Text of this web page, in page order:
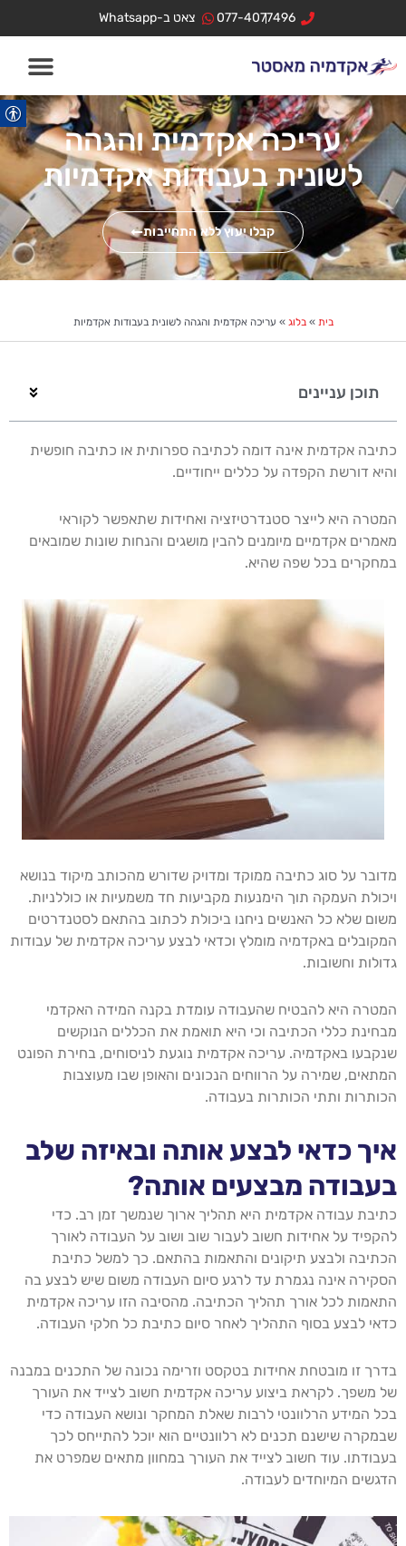
077-4077496 צאט ב-Whatsapp
עריכה אקדמית והגהה
לשונית בעבודות אקדמיות
קבלו יעוץ ללא התחייבות
בית »בלוג » עריכה אקדמית והגהה לשונית בעבודות אקדמיות
תוכן עניינים
כתיבה אקדמית אינה דומה לכתיבה ספרותית או כתיבה חופשית
והיא דורשת הקפדה על כללים ייחודיים.
המטרה היא לייצר סטנדרטיזציה ואחידות שתאפשר לקוראי
מאמרים אקדמיים מיומנים להבין מושגים והנחות שונות שמובאים
במחקרים בכל שפה שהיא.
מדובר על סוג כתיבה ממוקד ומדויק שדורש מהכותב מיקוד בנושא
ויכולת העמקה תוך הימנעות מקביעות חד משמעיות או כוללניות.
משום שלא כל האנשים ניחנו ביכולת לכתוב בהתאם לסטנדרטים
המקובלים באקדמיה מומלץ וכדאי לבצע עריכה אקדמית של עבודות
גדולות וחשובות.
המטרה היא להבטיח שהעבודה עומדת בקנה המידה האקדמי
מבחינת כללי הכתיבה וכי היא תואמת את הכללים הנוקשים
שנקבעו באקדמיה. עריכה אקדמית נוגעת לניסוחים, בחירת הפונט
המתאים, שמירה על הרווחים הנכונים והאופן שבו מעוצבות
הכותרות ותתי הכותרות בעבודה.
איך כדאי לבצע אותה ובאיזה שלב
בעבודה מבצעים אותה?
כתיבת עבודה אקדמית היא תהליך ארוך שנמשך זמן רב. כדי
להקפיד על אחידות חשוב לעבור שוב ושוב על העבודה לאורך
הכתיבה ולבצע תיקונים והתאמות בהתאם. כך למשל כתיבת
הסקירה אינה נגמרת עד לרגע סיום העבודה משום שיש לבצע בה
התאמות לכל אורך תהליך הכתיבה. מהסיבה הזו עריכה אקדמית
כדאי לבצע בסוף התהליך לאחר סיום כתיבת כל חלקי העבודה.
בדרך זו מובטחת אחידות בטקסט וזרימה נכונה של התכנים במבנה
של משפך. לקראת ביצוע עריכה אקדמית חשוב לצייד את העורך
בכל המידע הרלוונטי לרבות שאלת המחקר ונושא העבודה כדי
שבמקרה שישנם תכנים לא רלוונטיים הוא יוכל להתייחס לכך
בעבודתו. עוד חשוב לצייד את העורך במחוון מתאים שמפרט את
הדגשים המיוחדים לעבודה.